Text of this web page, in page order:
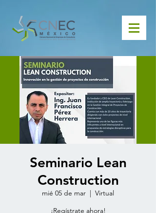
Seminario Lean
Construction
mié 05 de mar
  |
Virtual
¡Regístrate ahora!